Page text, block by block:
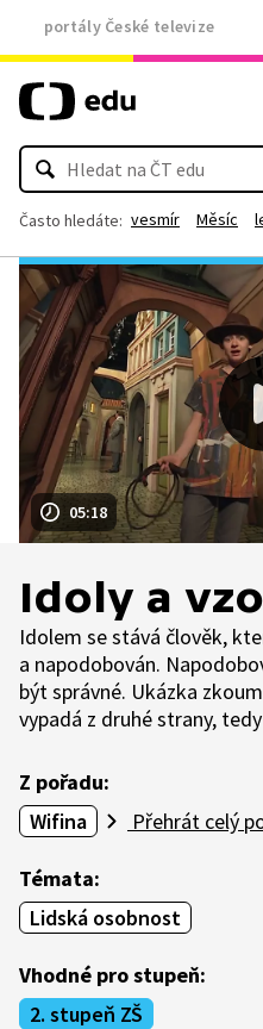
portály České televize
Často hledáte: vesmír Měsíc
05:18
Idoly a
Idolem se stává člověk,
a napodobován.
být správné. Ukázka
vypadá z druhé strany,
Z pořadu:
Wifina
Přehrát celý
Témata:
Lidská osobnost
Vhodné pro stupeň:
2. stupeň ZŠ